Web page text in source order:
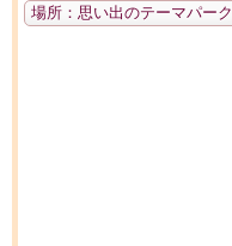
場所：思い出のテーマパーク